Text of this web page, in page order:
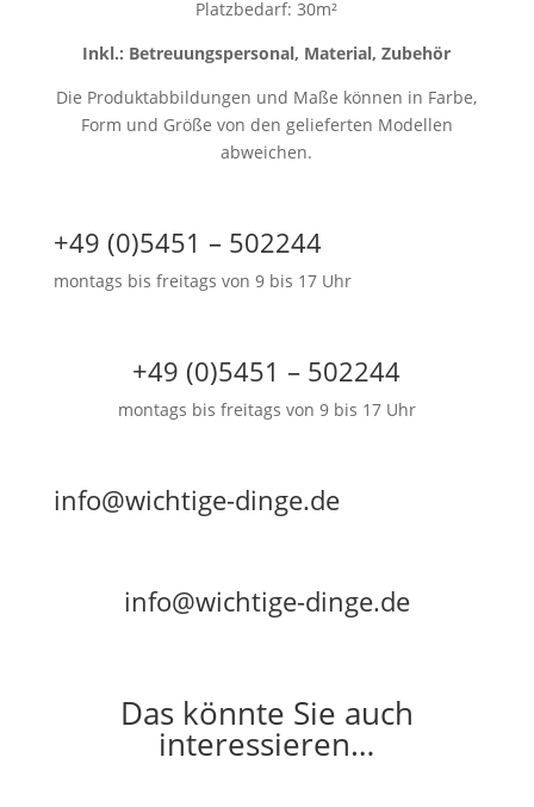
Platzbedarf: 30m²
Inkl.: Betreuungspersonal, Material, Zubehör
Die Produktabbildungen und Maße können in Farbe,
Form und Größe von den gelieferten Modellen
abweichen.
+49 (0)5451 – 502244
montags bis freitags von 9 bis 17 Uhr
+49 (0)5451 – 502244
montags bis freitags von 9 bis 17 Uhr
info@wichtige-dinge.de
info@wichtige-dinge.de
Das könnte Sie auch
interessieren…